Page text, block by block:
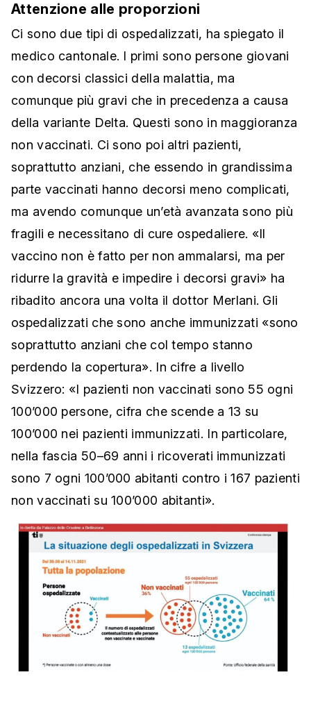
Attenzione alle proporzioni
Ci sono due tipi di ospedalizzati, ha spiegato il
medico cantonale. I primi sono persone giovani
con decorsi classici della malattia, ma
comunque più gravi che in precedenza a causa
della variante Delta. Questi sono in maggioranza
non vaccinati. Ci sono poi altri pazienti,
soprattutto anziani, che essendo in grandissima
parte vaccinati hanno decorsi meno complicati,
ma avendo comunque un’età avanzata sono più
fragili e necessitano di cure ospedaliere. «Il
vaccino non è fatto per non ammalarsi, ma per
ridurre la gravità e impedire i decorsi gravi» ha
ribadito ancora una volta il dottor Merlani. Gli
ospedalizzati che sono anche immunizzati «sono
soprattutto anziani che col tempo stanno
perdendo la copertura». In cifre a livello
Svizzero: «I pazienti non vaccinati sono 55 ogni
100’000 persone, cifra che scende a 13 su
100’000 nei pazienti immunizzati. In particolare,
nella fascia 50–69 anni i ricoverati immunizzati
sono 7 ogni 100’000 abitanti contro i 167 pazienti
non vaccinati su 100’000 abitanti».